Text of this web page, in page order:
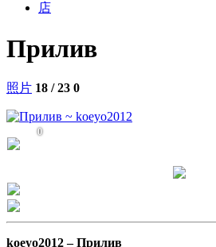
店
Прилив
照片 18 / 23 0
0
koeyo2012 –Прилив